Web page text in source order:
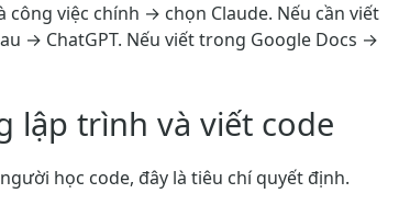
công việc chính → chọn Claude. Nếu cần viết
→ ChatGPT. Nếu viết trong Google Docs →
lập trình và viết code
học code, đây là tiêu chí quyết định.